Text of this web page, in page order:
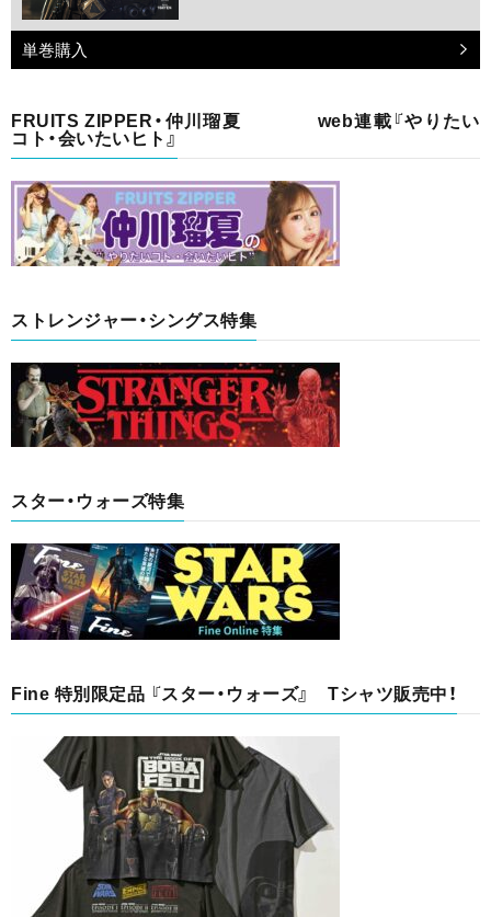
単巻購入
FRUITS ZIPPER・仲川瑠夏 web連載『やりたい
コト・会いたいヒト』
ストレンジャー・シングス特集
スター・ウォーズ特集
Fine 特別限定品 『スター・ウォーズ』 Tシャツ販売中！